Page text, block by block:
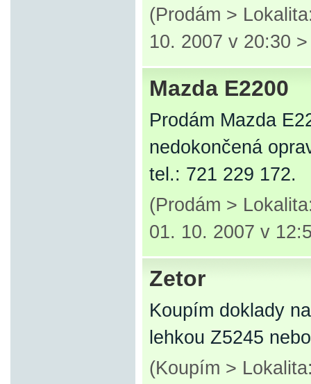
(Prodám >
10. 2007 v 20:30
Mazda E2200
Prodám Mazda
nedokončená
tel.: 721 229 172.
(Prodám >
01. 10. 2007 v
Zetor
Koupím doklady
lehkou Z5245
(Koupím >